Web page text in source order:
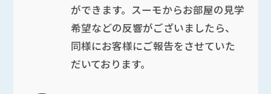
ができます。スーモからお部屋の見学
希望などの反響がございましたら、
同様にお客様にご報告をさせていた
だいております。